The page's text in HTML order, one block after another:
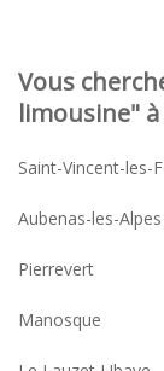
Vous
limousine" à
Saint-Vincent-les-
Aubenas-les-Alpes
Pierrevert
Manosque